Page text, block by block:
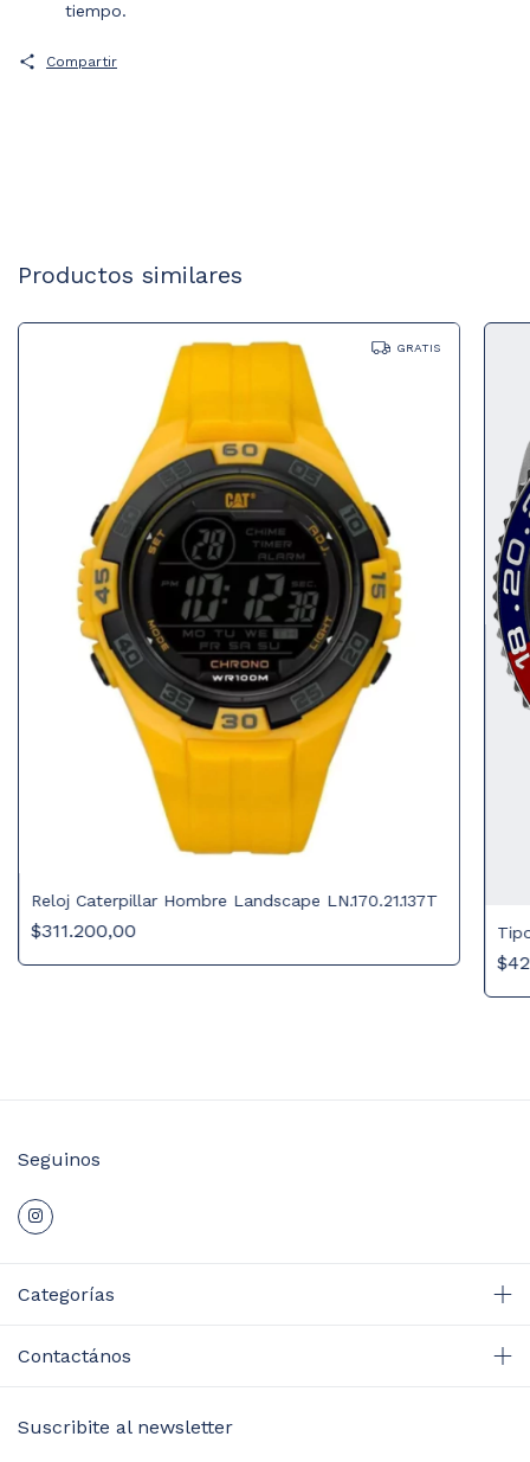
tiempo.
Compartir
Productos similares
GRATIS
Reloj Caterpillar Hombre Landscape LN.170.21.137T
$311.200,00
Seguinos
Categorías
Contactános
Suscribite al newsletter